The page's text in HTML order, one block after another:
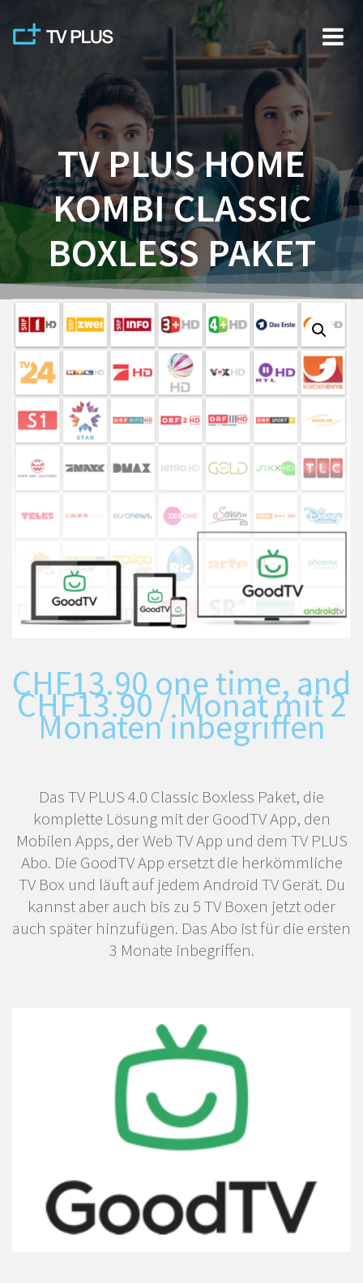
Skip
to
content
TV PLUS HOME
KOMBI CLASSIC
BOXLESS PAKET
CHF13.90 one time, and
CHF13.90/ Monat mit 2
Monaten inbegriffen
Das TV PLUS 4.0 Classic Boxless Paket, die
komplette Lösung mit der GoodTV App, den
Mobilen Apps, der Web TV App und dem TV PLUS
Abo. Die GoodTV App ersetzt die herkömmliche
TV Box und läuft auf jedem Android TV Gerät. Du
kannst aber auch bis zu 5 TV Boxen jetzt oder
auch später hinzufügen. Das Abo ist für die ersten
3 Monate inbegriffen.